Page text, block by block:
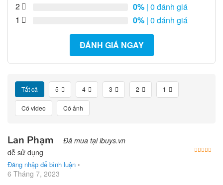
2
0% | 0 đánh giá
1
0% | 0 đánh giá
ĐÁNH GIÁ NGAY
Tất cả 5 4 3 2 1
Có video Có ảnh
Lan Phạm Đã mua tại ibuys.vn
dễ sử dụng
Đăng nhập để bình luận •
6 Tháng 7, 2023